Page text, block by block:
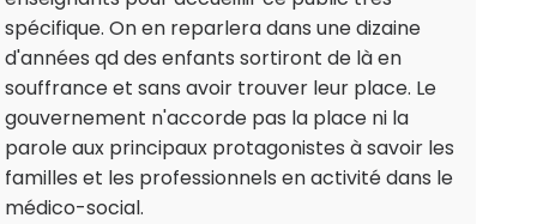
spécifique. On en reparlera dans une dizaine
d'années qd des enfants sortiront de là en
souffrance et sans avoir trouver leur place. Le
gouvernement n'accorde pas la place ni la
parole aux principaux protagonistes à savoir les
familles et les professionnels en activité dans le
médico-social.